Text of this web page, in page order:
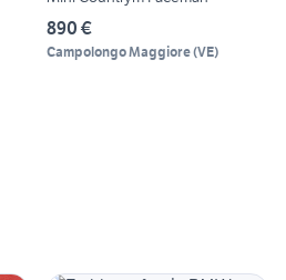
890 €
Campolongo Maggiore(VE)